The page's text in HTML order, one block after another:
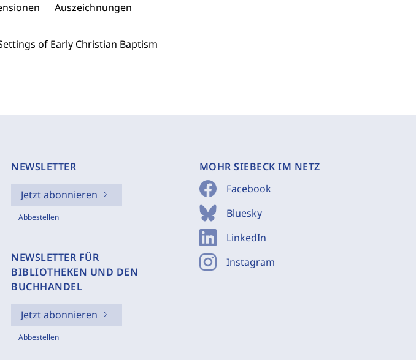
Auszeichnungen
of Early Christian Baptism
NEWSLETTER
Jetzt abonnieren
Abbestellen
NEWSLETTER FÜR
BIBLIOTHEKEN UND DEN
BUCHHANDEL
Jetzt abonnieren
Abbestellen
MOHR SIEBECK IM NETZ
Facebook
Bluesky
LinkedIn
Instagram